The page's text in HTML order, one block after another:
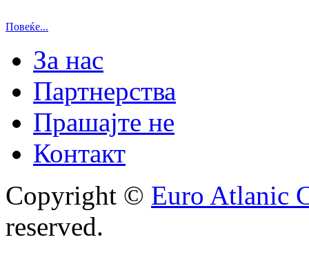
Повеќе...
За нас
Партнерства
Прашајте не
Контакт
Copyright © Euro Atlanic
reserved.